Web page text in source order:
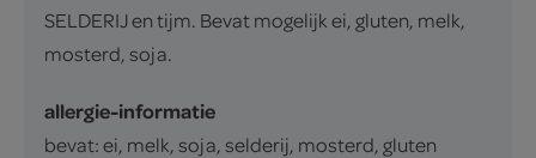
SELDERIJ en tijm. Bevat mogelijk ei, gluten, melk,
mosterd, soja.
allergie-informatie
bevat: ei, melk, soja, selderij, mosterd, gluten